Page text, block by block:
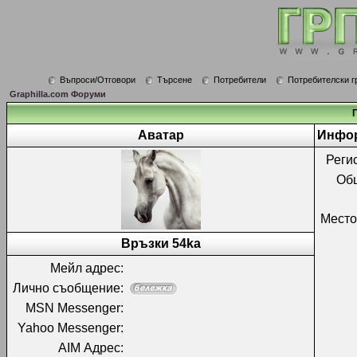
Въпроси/Отговори Търсене Потребители
Потребителски
Graphilla.com Форуми
Аватар
Връзки 54ka
Мейл адрес:
Лично съобщение:
MSN Messenger:
Yahoo Messenger:
AIM Адрес: